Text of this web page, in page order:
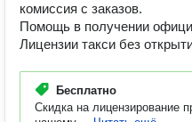
комиссия с заказов.
Помощь в получении
Лицензии такси без
Бесплатно
Скидка на лицензирование